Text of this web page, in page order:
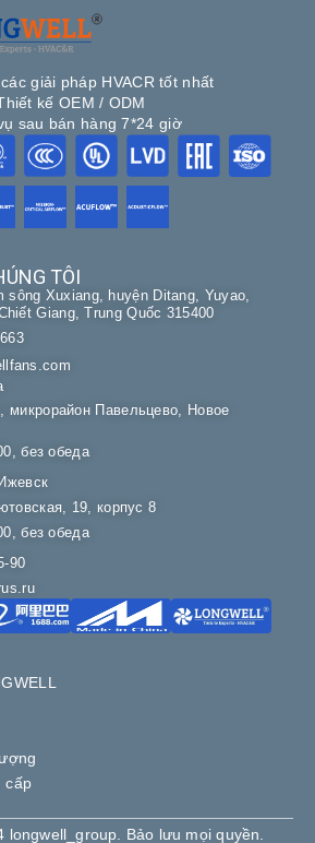
giải pháp HVACR tốt nhất
kế OEM / ODM
sau bán hàng 7*24 giờ
cấp
TÔI
sông Xuxiang, huyện Ditang, Yuyao,
Giang, Trung Quốc 315400
микрорайон Павельцево, Новое
без обеда
19, корпус 8
без обеда
90
longwell_group. Bảo lưu mọi quyền.